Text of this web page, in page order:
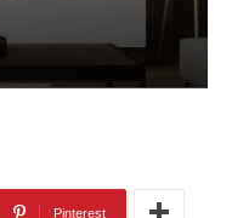
Pinterest